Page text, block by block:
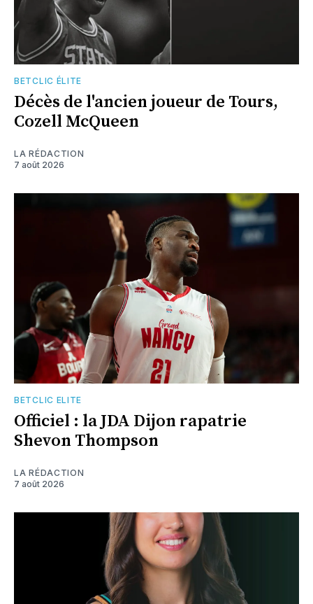
BETCLIC ÉLITE
Décès de l'ancien joueur de Tours,
Cozell McQueen
LA RÉDACTION
7 août 2026
BETCLIC ELITE
Officiel : la JDA Dijon rapatrie
Shevon Thompson
LA RÉDACTION
7 août 2026